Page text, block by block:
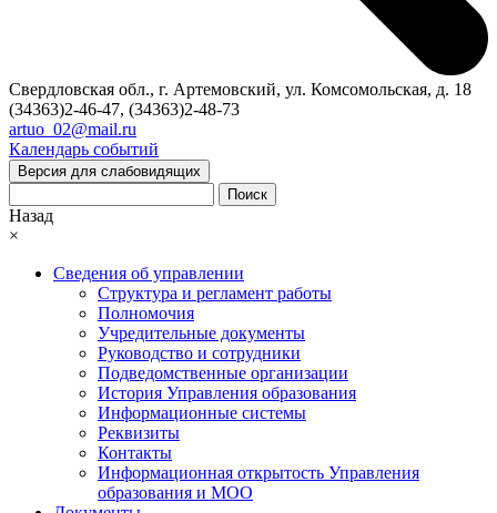
Свердловская обл., г. Артемовский, ул. Комсомольская, д. 18
(34363)2-46-47, (34363)2-48-73
artuo_02@mail.ru
Календарь событий
Версия для слабовидящих
Поиск
Назад
×
Сведения об управлении
Структура и регламент работы
Полномочия
Учредительные документы
Руководство и сотрудники
Подведомственные организации
История Управления образования
Информационные системы
Реквизиты
Контакты
Информационная открытость Управления
образования и МОО